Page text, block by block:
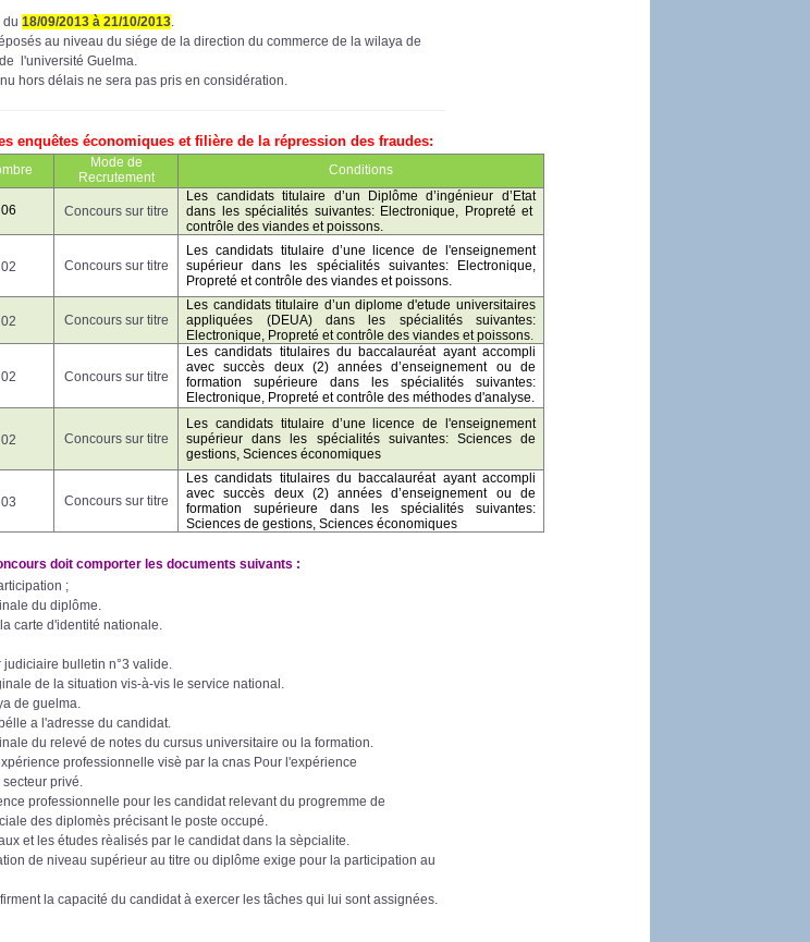
du 18/09/2013 à 21/10/2013
au niveau du siége de la direction du commerce de la wilaya de
l'université Guelma.
hors délais ne sera pas pris en considération.
enquêtes économiques et filière de la répression des fraudes:
Mode de
Recrutement
Conditions
06 Concours sur titre
Les candidats titulaire d’un Diplômed’ingénieur d’Etat
dans lesspécialités suivantes: Electronique, Propreté et
contrôle des viandes et poissons.
02 Concours sur titre
Les candidats titulaire d’une licence de l'enseignement
supérieurdans les spécialités suivantes: Electronique,
Propreté et contrôle des viandes et poissons.
02 Concours sur titre
Les candidats titulaire d’un diplome d'etude universitaires
appliquées (DEUA) dans les spécialités suivantes:
Electronique, Propreté et contrôle des viandes et poissons
02 Concours sur titre
Les candidats titulaires du baccalauréat ayant accompli
avec succès deux (2) années d’enseignement ou de
formation supérieuredans les spécialités suivantes:
Electronique, Propreté et contrôle des méthodes d'analyse.
02 Concours sur titre
Les candidats titulaire d’une licence de l'enseignement
supérieurdans les spécialités suivantes: Sciences de
gestions, Sciences économiques
03 Concours sur titre
Les candidats titulaires du baccalauréat ayant accompli
avec succès deux (2) années d’enseignement ou de
formation supérieuredans les spécialités suivantes:
Sciences de gestions, Sciences économiques
doit comporter les documents suivants :
;
du diplôme.
carte d'identité nationale.
bulletin n°3 valide.
de la situation vis-à-vis le service national.
de guelma.
a l'adresse du candidat.
du relevé de notes du cursus universitaire ou la formation.
professionnelle visè par la cnas Pour l'expérience
privé.
professionnelle pour les candidat relevant du progremme de
des diplomès précisant le poste occupé.
et les études rèalisés par le candidat dans la sèpcialite.
de niveau supérieur au titre ou diplôme exige pour la participation au
la capacité du candidat à exercer les tâches qui lui sont assignées.